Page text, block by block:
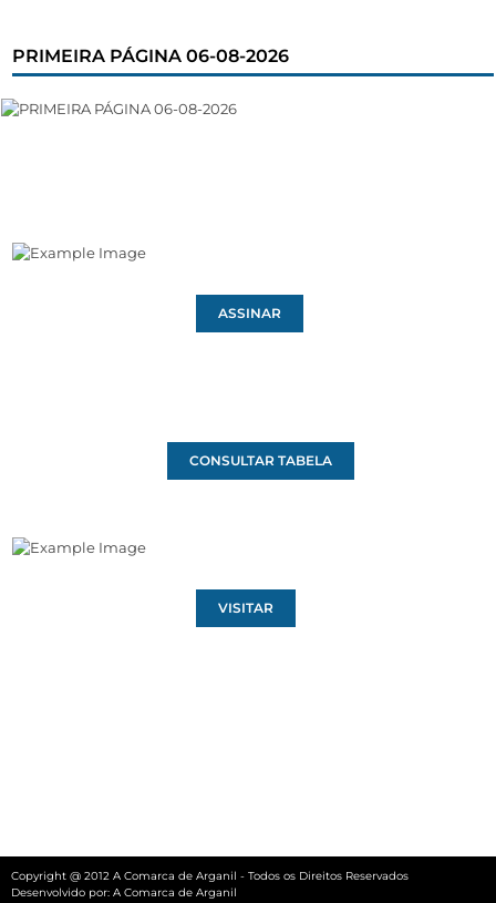
PRIMEIRA PÁGINA 06-08-2026
ASSINAR
CONSULTAR TABELA
VISITAR
Copyright @ 2012 A Comarca de Arganil - Todos os Direitos Reservados
Desenvolvido por: A Comarca de Arganil